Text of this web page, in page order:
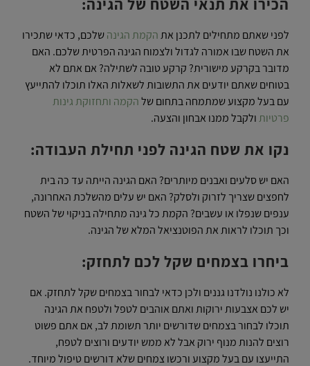
הכירו את תנאי השטח של הגינה:
לפני שאתם מתחילים לתכנן אתהקמת הגינהשלכם, כדאי שתכירו
את השטח שבו אמורה לגדול ולצמוח הגינה הפרטית שלכם. האם
מדובר בקרקע מישורית? קרקע טובה לשתילה? אם אתם לא
בטוחים שאתם יודעים את התשובות לשאלות האלו תוכלו להתייעץ
עם בעל מקצוע שמתמחה בתחום שלהקמה ותחזוקת גינות
פרטיותולקבל ממנו אבחון והצעה.
נקו את שטח הגינה לפני תחילת העבודה:
האם יש סלעים ואבנים מיותרים? האם הגינה הייתה עד כה בית
לחפצים שצריך לזרוק ולסלק? האם יש עלים מהשלכת האחרונה,
ענפים שנפלו או עשבים? הקמת כל גינה מתחילה בניקוי של השטח
וכך תוכלו לראות את הפוטנציאל המלא של הגינה.
ביחרו בצמחים שקל לכם לתחזק:
לא כולנו נולדנו גננים ולכן כדאי לבחור בצמחים שקל לתחזק. אם
יש לכם אצבעות ירוקות ואתם אוהבים לטפל ולטפח את הגינה
תוכלו לבחור בצמחים שדורשים יותר תשומת לב, אם אתם פשוט
רוצים להנות מנוף ירוק אבל לא ממש יודעים ורוצים לטפח,
התייעצו עם בעל מקצוע ורכשו צמחים שלא דורשים טיפול מיוחד.